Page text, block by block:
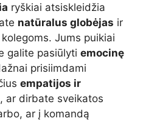
ryškiai atsiskleidžia
natūralus globėjas ir
Jums puikiai
galite pasiūlyti emocinę
prisiimdami
empatijos ir
ar dirbate sveikatos
ar į komandą